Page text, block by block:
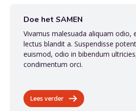
Doe het SAMEN
Vivamus malesuada aliquam odio,
lectus blandit a. Suspendisse
euismod, odio in bibendum
condimentum orci.
Lees verder